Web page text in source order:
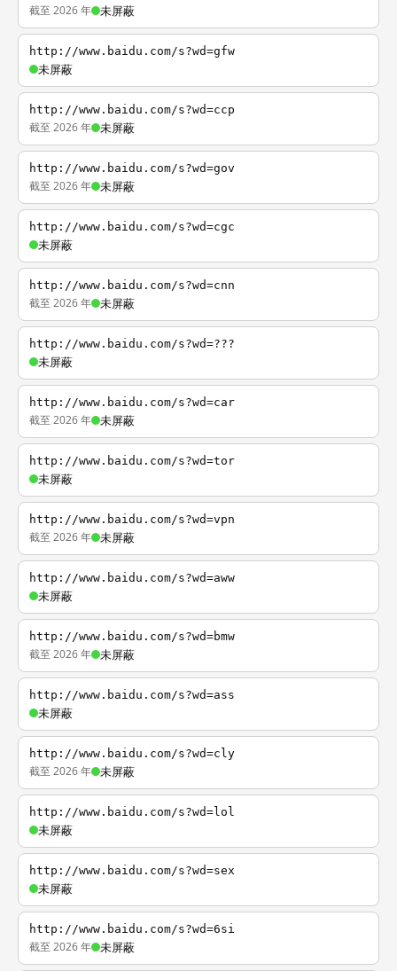
截至 2026 年 未屏蔽
http://www.baidu.com/s?wd=gfw
未屏蔽
http://www.baidu.com/s?wd=ccp
截至 2026 年 未屏蔽
http://www.baidu.com/s?wd=gov
截至 2026 年 未屏蔽
http://www.baidu.com/s?wd=cgc
未屏蔽
http://www.baidu.com/s?wd=cnn
截至 2026 年 未屏蔽
http://www.baidu.com/s?wd=???
未屏蔽
http://www.baidu.com/s?wd=car
截至 2026 年 未屏蔽
http://www.baidu.com/s?wd=tor
未屏蔽
http://www.baidu.com/s?wd=vpn
截至 2026 年 未屏蔽
http://www.baidu.com/s?wd=aww
未屏蔽
http://www.baidu.com/s?wd=bmw
截至 2026 年 未屏蔽
http://www.baidu.com/s?wd=ass
未屏蔽
http://www.baidu.com/s?wd=cly
截至 2026 年 未屏蔽
http://www.baidu.com/s?wd=lol
未屏蔽
http://www.baidu.com/s?wd=sex
未屏蔽
http://www.baidu.com/s?wd=6si
截至 2026 年 未屏蔽